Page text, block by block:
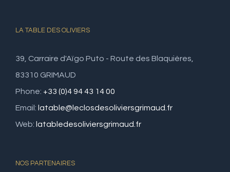
LA TABLE DES OLIVIERS
39, Carraire d'Aïgo Puto - Route des Blaquières,
83310 GRIMAUD
Phone: +33 (0)4 94 43 14 00
Email: latable@leclosdesoliviersgrimaud.fr
Web: latabledesoliviersgrimaud.fr
NOS PARTENAIRES